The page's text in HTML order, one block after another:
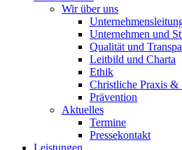
Wir über uns
Unternehmen und
Qualität und
Leitbild und Charta
Ethik
Christliche Praxis &
Prävention
Aktuelles
Termine
Pressekontakt
Leistungen